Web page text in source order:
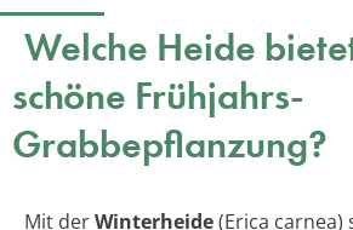
Welche Heide
schöne Frühjahrs-
Grabbepflanzung?
Mit derWinterheide(Erica carnea)